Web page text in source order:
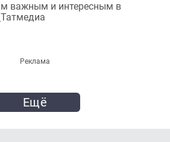
важным и интересным в
Татмедиа
Реклама
Ещё